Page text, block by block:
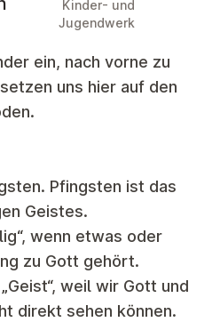
Kinder- und
Jugendwerk
ein, nach vorne zu
uns hier auf den
Pfingsten ist das
Geistes.
wenn etwas oder
zu Gott gehört.
weil wir Gott und
direkt sehen können.